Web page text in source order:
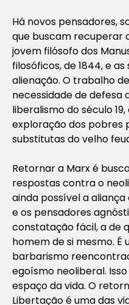
Há novos pensadores,
que buscam recuperar
jovem filósofo dos
filosóficos, de 1844, e
alienação. O trabalho
necessidade de
liberalismo do século
exploração dos pobres
substitutas do velho
Retornar a Marx é
respostas contra o
ainda possível a
e os pensadores
constatação fácil, a de
homem de si mesmo.
barbarismo
egoísmo neoliberal.
espaço da vida. O
Libertação é uma das